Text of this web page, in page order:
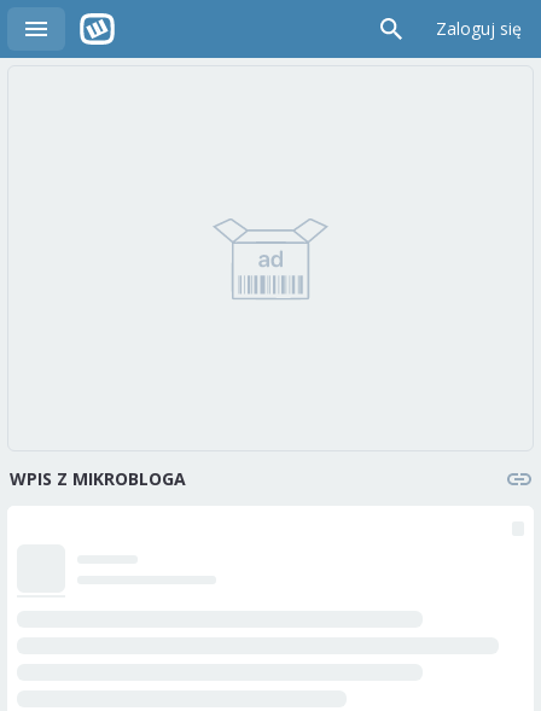
Zaloguj się
WPIS Z MIKROBLOGA